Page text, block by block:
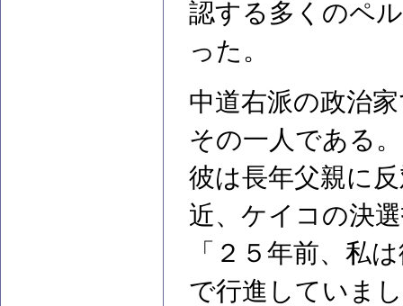
認する多くのペ
った。
中道右派の政治
その一人である。
彼は長年父親に
近、ケイコの決
「２５年前、私
で行進していま